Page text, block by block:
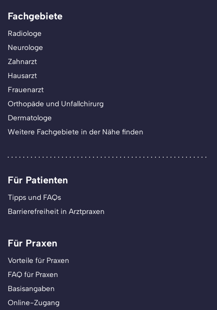
Fachgebiete
Radiologe
Neurologe
Zahnarzt
Hausarzt
Frauenarzt
Orthopäde und Unfallchirurg
Dermatologe
Weitere Fachgebiete in der Nähe finden
Für Patienten
Tipps und FAQs
Barrierefreiheit in Arztpraxen
Für Praxen
Vorteile für Praxen
FAQ für Praxen
Basisangaben
Online-Zugang